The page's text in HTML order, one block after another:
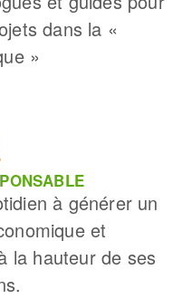
dans la «
»
à générer un
et
la hauteur de ses